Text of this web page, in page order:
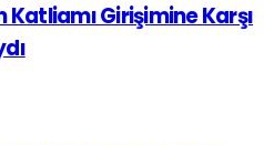
Girişimine Karşı